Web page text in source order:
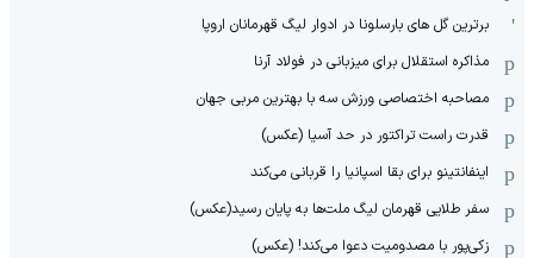
برترین گل های بارسلونا در ادوار لیگ قهرمانان اروپا
مذاکره استقلال برای میزبانی در فولاد آرنا
مصاحبه اختصاصی ورزش سه با بهترین مربی جهان
قدرت راست تراکتور در حد آسیا (عکس)
اینفانتینو برای بقا اسپانیا را قربانی می‌کند
سفر طلایی قهرمان لیگ ملت‌ها به پایان رسید(عکس)
زکی‌پور با مصدومیت دعوا می‌کند! (عکس)